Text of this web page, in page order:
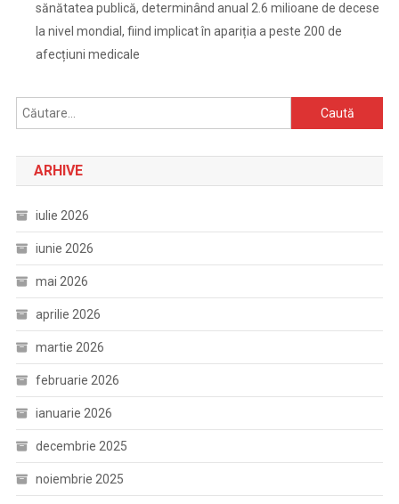
sănătatea publică, determinând anual 2.6 milioane de decese
la nivel mondial, fiind implicat în apariția a peste 200 de
afecțiuni medicale
Caută
după:
ARHIVE
iulie 2026
iunie 2026
mai 2026
aprilie 2026
martie 2026
februarie 2026
ianuarie 2026
decembrie 2025
noiembrie 2025